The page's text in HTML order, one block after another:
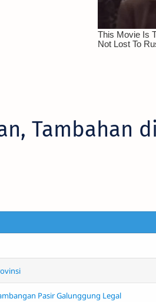
Tambahan di
Pasir Galunggung Legal